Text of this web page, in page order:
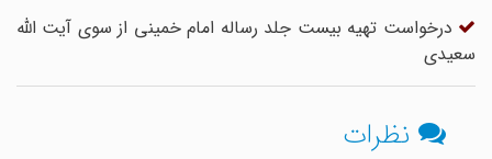
درخواست تهیه بیست جلد رساله امام خمینی از سوی آیت الله
سعیدی
نظرات